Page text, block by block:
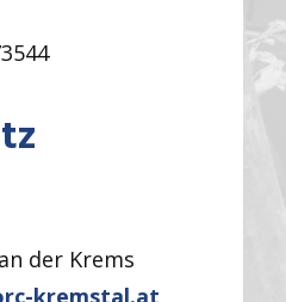
der Krems
kremstal.at